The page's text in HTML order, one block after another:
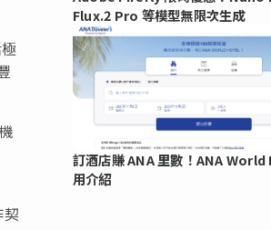
Flux.2 Pro 等模型無限次生成
訂酒店賺 ANA 里數！ANA
用介紹